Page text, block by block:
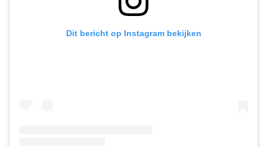
Dit bericht op Instagram bekijken